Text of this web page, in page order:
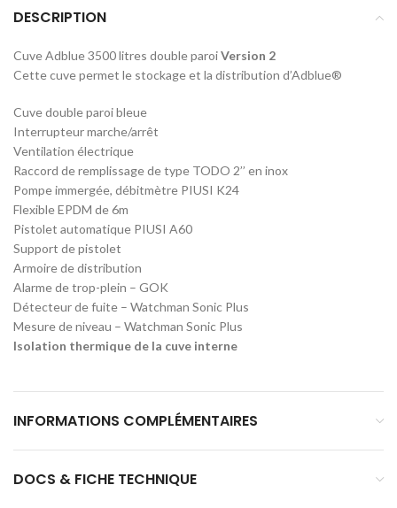
DESCRIPTION
Cuve Adblue 3500 litres double paroiVersion 2
Cette cuve permet le stockage et la distribution d’Adblue®
Cuve double paroi bleue
Interrupteur marche/arrêt
Ventilation électrique
Raccord de remplissage de type TODO 2’’ en inox
Pompe immergée, débitmètre PIUSI K24
Flexible EPDM de 6m
Pistolet automatique PIUSI A60
Support de pistolet
Armoire de distribution
Alarme de trop-plein – GOK
Détecteur de fuite – Watchman Sonic Plus
Mesure de niveau – Watchman Sonic Plus
Isolation thermique de la cuve interne
INFORMATIONS COMPLÉMENTAIRES
DOCS & FICHE TECHNIQUE